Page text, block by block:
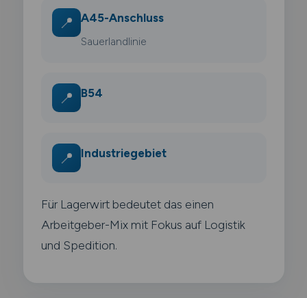
📍 A45-Anschluss
Sauerlandlinie
📍 B54
📍 Industriegebiet
Für Lagerwirt bedeutet das einen
Arbeitgeber-Mix mit Fokus auf Logistik
und Spedition.